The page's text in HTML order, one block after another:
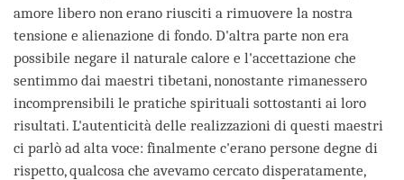
amore libero non erano riusciti a rimuovere la nostra
tensione e alienazione di fondo. D'altra parte non era
possibile negare il naturale calore e l'accettazione che
sentimmo dai maestri tibetani, nonostante rimanessero
incomprensibili le pratiche spirituali sottostanti ai loro
risultati. L'autenticità delle realizzazioni di questi maestri
ci parlò ad alta voce: finalmente c'erano persone degne di
rispetto, qualcosa che avevamo cercato disperatamente,